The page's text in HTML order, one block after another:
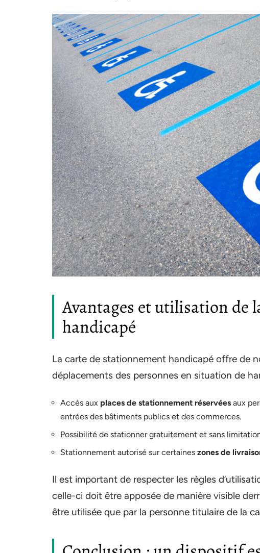
Avantages et utilisation de
handicapé
La carte de stationnement handicapé offre de
déplacements des personnes en situation de
Accès aux places de stationnement réservées aux
entrées des bâtiments publics et des commerces.
Possibilité de stationner gratuitement et sans
Stationnement autorisé sur certaines zones de
Il est important de respecter les règles
celle-ci doit être apposée de manière visible
être utilisée que par la personne titulaire de la